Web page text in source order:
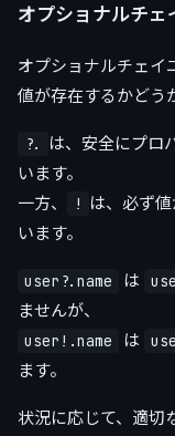
オプショナルチェ
オプショナルチェイ
値が存在するかどう
?.
は、安全にプロ
います。
一方、
!
は、必ず
います。
user?.name は
ませんが、
user!.name は
ます。
状況に応じて、適切